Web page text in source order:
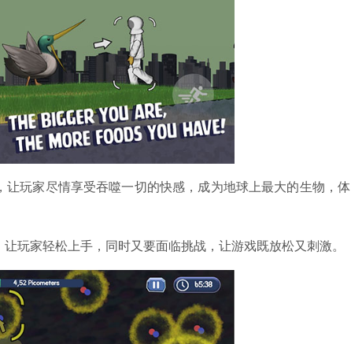
玩家尽情享受吞噬一切的快感，成为地球上最大的生物，体
玩家轻松上手，同时又要面临挑战，让游戏既放松又刺激。